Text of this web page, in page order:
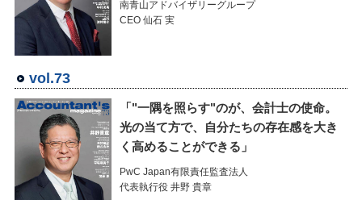
南青山アドバイザリーグループ
CEO 仙石 実
vol.73
「"一隅を照らす"のが、会計士の使命。
光の当て方で、自分たちの存在感を大き
く高めることができる」
PwC Japan有限責任監査法人
代表執行役 井野 貴章